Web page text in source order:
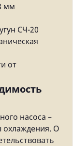
мм
СЧ-20
от
насоса –
охлаждения. О